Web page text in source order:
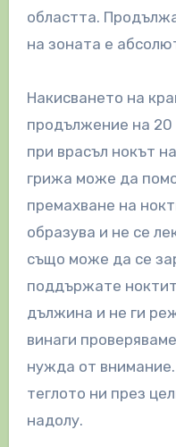
областта.
на зоната е
Накисването на
продължение на
при врасъл нокът
грижа може да
премахване на
образува и не се
също може да се
поддържате
дължина и не ги
винаги
нужда от
теглото ни през
надолу.